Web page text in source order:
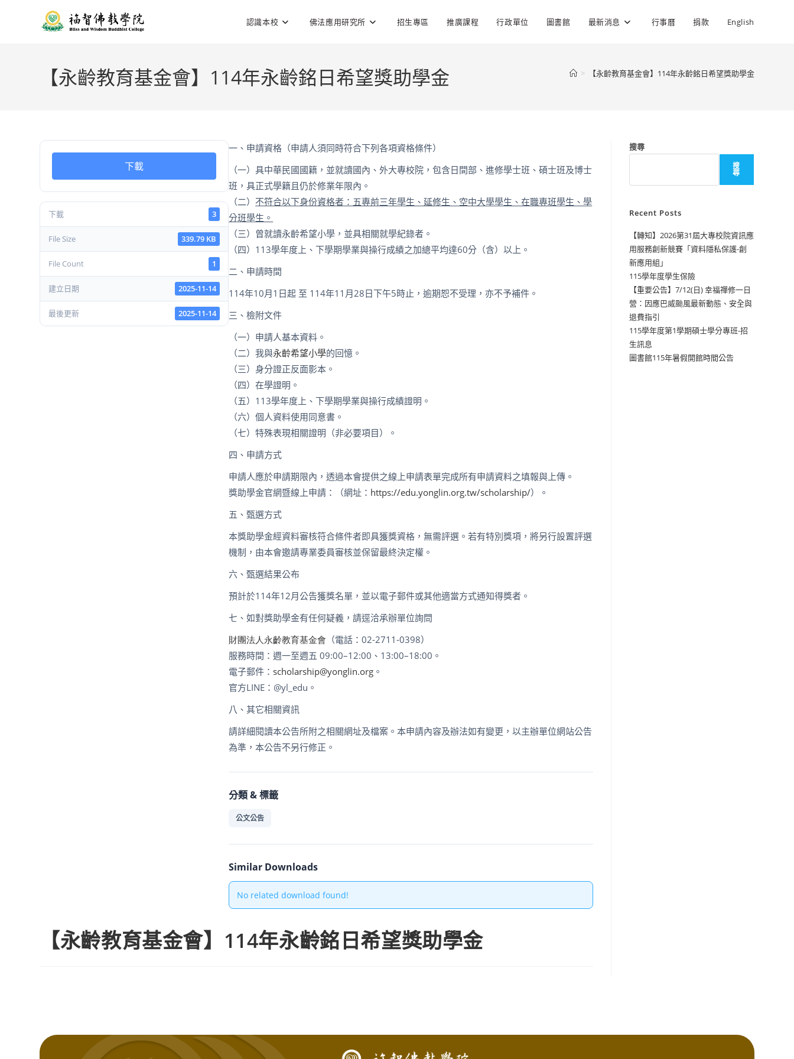
認識本校 佛法應用研究所 招生專區 推廣課程 行政單位 圖書館 最新消息 行事曆 捐款 English
【永齡教育基金會】114年永齡銘日希望獎助學金 > 【永齡教育基金會】114年永齡銘日希望獎助學金
下載
下載 3
File Size 339.79 KB
File Count 1
建立日期 2025-11-14
最後更新 2025-11-14
一、申請資格（申請人須同時符合下列各項資格條件）
（一）具中華民國國籍，並就讀國內、外大專校院，包含日間部、進修學士班、碩士班及博士
班，具正式學籍且仍於修業年限內。
（二） 不符合以下身份資格者：五專前三年學生、延修生、空中大學學生、在職專班學生、學
分班學生。
（三）曾就讀永齡希望小學，並具相關就學紀錄者。
（四） 113學年度上、下學期學業與操行成績之加總平均達60分（含）以上。
二、申請時間
114年10月1 日起 至 114年11 月28日下午5時止，逾期恕不受理，亦不予補件。
三、檢附文件
（一）申請人基本資料。
（二）我與永齡希望小學的回憶。
（三）身分證正反面影本。
（四）在學證明。
（五） 113學年度上、下學期學業與操行成績證明。
（六）個人資料使用同意書。
（七）特殊表現相關證明（非必要項目）。
四、申請方式
申請人應於申請期限內，透過本會提供之線上申請表單完成所有申請資料之填報與上傳。
獎助學金官網暨線上申請：（網址： https://edu.yonglin.org.tw/scholarship/）。
五、甄選方式
本獎助學金經資料審核符合條件者即具獲獎資格，無需評選。若有特別獎項，將另行設置評選
機制，由本會邀請專業委員審核並保留最終決定權。
六、甄選結果公布
預計於114年12月公告獲獎名單，並以電子郵件或其他適當方式通知得獎者。
七、如對獎助學金有任何疑義，請逕洽承辦單位詢問
財團法人永齡教育基金會 （電話：02-2711-0398）
服務時間：週一至週五 09:00–12:00 、 13:00–18:00 。
電子郵件：scholarship@yonglin.org 。
官方LINE ： @yl_edu 。
八、其它相關資訊
請詳細閱讀本公告所附之相關網址及檔案。本申請內容及辦法如有變更，以主辦單位網站公告
為準，本公告不另行修正。
分類 & 標籤
公文公告
Similar Downloads
No related download found!
【永齡教育基金會】114年永齡銘日希望獎助學金
搜尋
搜
尋
Recent Posts
【轉知】2026第31屆大專校院資訊應
用服務創新競賽「資料隱私保護-創
新應用組」
115學年度學生保險
【重要公告】7/12(日) 幸福禪修一日
營：因應巴威颱風最新動態、安全與
退費指引
115學年度第1學期碩士學分專班-招
生訊息
圖書館115年暑假開館時間公告